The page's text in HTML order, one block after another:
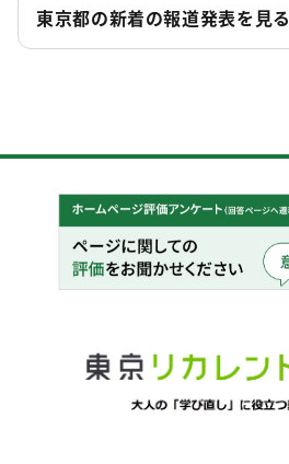
東京都の新着の報道発表を見る